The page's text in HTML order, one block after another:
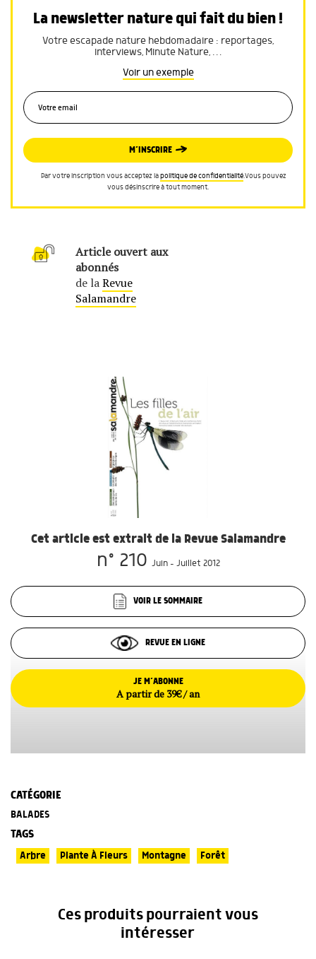
La newsletter nature qui fait du bien !
Votre escapade nature hebdomadaire : reportages,
interviews, Minute Nature, …
Voir un exemple
M’INSCRIRE
Par votre inscription vous acceptez lapolitique de confidentialité.Vous pouvez
vous désinscrire à tout moment.
Article ouvert aux
abonnés
de laRevue
Salamandre
Cet article est extrait de la Revue Salamandre
n° 210 Juin - Juillet 2012
VOIR LE SOMMAIRE
REVUE EN LIGNE
JE M’ABONNE
A partir de 39€ / an
CATÉGORIE
BALADES
TAGS
Arbre Plante À Fleurs Montagne Forêt
Ces produits pourraient vous
intéresser